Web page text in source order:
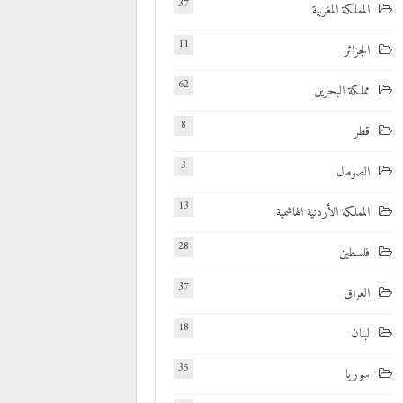
المملكة المغربية 37
الجزائر 11
مملكة البحرين 62
قطر 8
الصومال 3
المملكة الأردنية الهاشمية 13
فلسطين 28
العراق 37
لبنان 18
سوريا 35